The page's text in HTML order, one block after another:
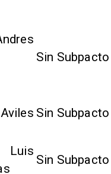
Sin Subpacto
Sin Subpacto
Luis
Sin Subpacto